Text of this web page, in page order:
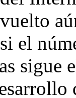
vuelto
si el
sigue